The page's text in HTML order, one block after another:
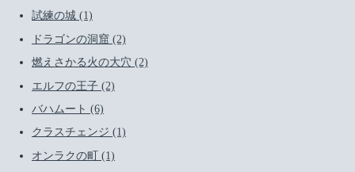
試練の城 (1)
ドラゴンの洞窟 (2)
燃えさかる火の大穴 (2)
エルフの王子 (2)
バハムート (6)
クラスチェンジ (1)
オンラクの町 (1)